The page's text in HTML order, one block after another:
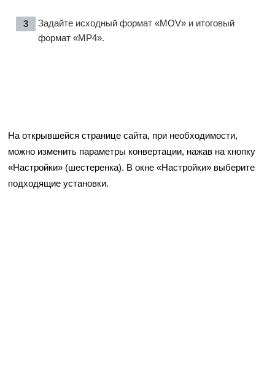
Задайте исходный формат «MOV» и итоговый
формат «MP4».
На открывшейся странице сайта, при необходимости,
можно изменить параметры конвертации, нажав на кнопку
«Настройки» (шестеренка). В окне «Настройки» выберите
подходящие установки.